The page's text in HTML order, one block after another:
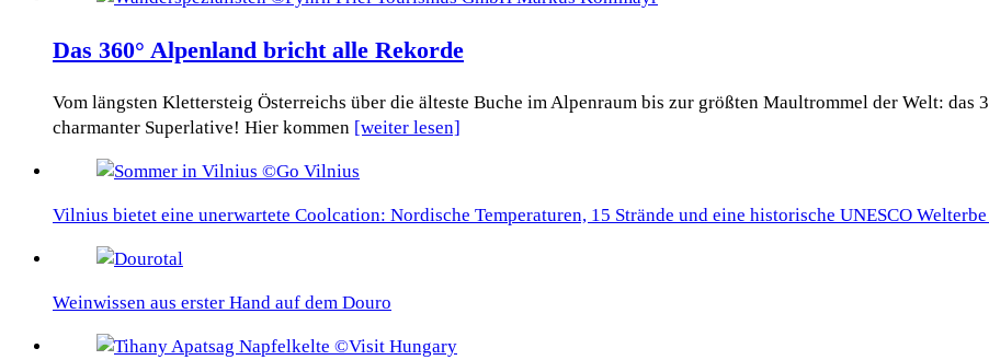
Das 360° Alpenland bricht alle Rekorde
Vom längsten Klettersteig Österreichs über die älteste Buche im Alpenraum bis zur größten Maultrommel der Welt: das
charmanter Superlative! Hier kommen [weiter lesen]
Vilnius bietet eine unerwartete Coolcation: Nordische Temperaturen, 15 Strände und eine historische UNESCO
Weinwissen aus erster Hand auf dem Douro